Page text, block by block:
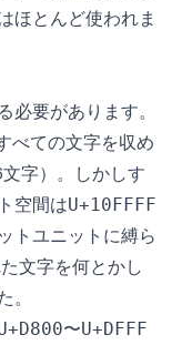
ほとんど使われま
要があります。
べての文字を収め
字）。しかしす
空間はU+10FFFF
トユニットに縛ら
文字を何とかし
〜U+DFFF